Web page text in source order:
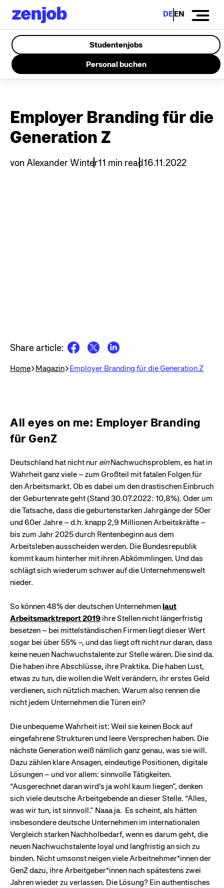
DEEN
Studentenjobs
Personal buchen
Employer Branding für die
Generation Z
von Alexander Winter11 min read16.11.2022
Share article:
Home Magazin Employer Branding für die Generation Z
All eyes on me: Employer Branding
für GenZ
Deutschland hat nicht nur einNachwuchsproblem, es hat in
Wahrheit ganz viele – zum Großteil mit fatalen Folgen für
den Arbeitsmarkt. Ob es dabei um den drastischen Einbruch
der Geburtenrate geht (Stand 30.07.2022: 10,8%). Oder um
die Tatsache, dass die geburtenstarken Jahrgänge der 50er
und 60er Jahre – d.h. knapp 2,9 Millionen Arbeitskräfte –
bis zum Jahr 2025 durch Rentenbeginn aus dem
Arbeitsleben ausscheiden werden. Die Bundesrepublik
kommt kaum hinterher mit ihren Abkömmlingen. Und das
schlägt sich wiederum schwer auf die Unternehmenswelt
nieder.
So können 48% der deutschen Unternehmenlaut
Arbeitsmarktreport 2019 ihre Stellen nicht längerfristig
besetzen – bei mittelständischen Firmen liegt dieser Wert
sogar bei über 55% –, und das liegt oft nicht nur daran, dass
keine neuen Nachwuchstalente zur Stelle wären. Die sind da.
Die haben ihre Abschlüsse, ihre Praktika. Die haben Lust,
etwas zu tun, die wollen die Welt verändern, ihr erstes Geld
verdienen, sich nützlich machen. Warum also rennen die
nicht jedem Unternehmen die Türen ein?
Die unbequeme Wahrheit ist: Weil sie keinen Bock auf
eingefahrene Strukturen und leere Versprechen haben. Die
nächste Generation weiß nämlich ganz genau, was sie will.
Dazu zählen klare Ansagen, eindeutige Positionen, digitale
Lösungen – und vor allem: sinnvolle Tätigkeiten.
“Ausgerechnet daran wird’s ja wohl kaum liegen”, denken
sich viele deutsche Arbeitgebende an dieser Stelle. “Alles,
was wir tun, ist sinnvoll.” Naaa ja. Es scheint, als hätten
insbesondere deutsche Unternehmen im internationalen
Vergleich starken Nachholbedarf, wenn es darum geht, die
neuen Nachwuchstalente loyal und langfristig an sich zu
binden. Nicht umsonst neigen viele Arbeitnehmer*innen der
GenZ dazu, ihre Arbeitgeber*innen nach spätestens zwei
Jahren wieder zu verlassen. Die Lösung? Ein authentisches